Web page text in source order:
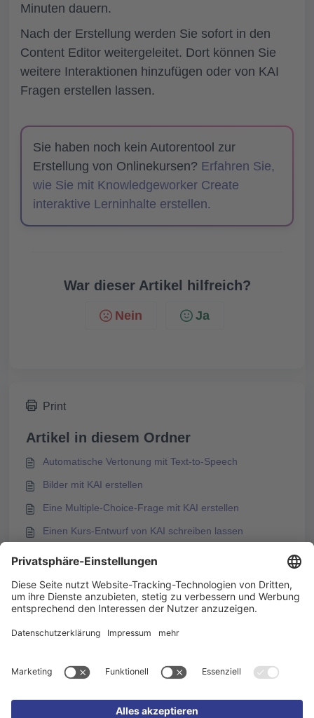
Minuten dauern.
Nach der Erstellung werden Sie sofort in den
Content Editor weitergeleitet. Dort können Sie
weitere Interaktionen hinzufügen oder von KAI
Fragen erstellen lassen.
Sie haben noch kein Autorentool zur
Erstellung von Onlinekursen? Erfahren Sie,
wie Sie mit Knowledgeworker Create
interaktive Lerninhalte erstellen.
War dieser Artikel hilfreich?
Nein Ja
Print
Artikel in diesem Ordner
Automatische Vertonung mit Text-to-Speech
Bilder mit KAI erstellen
Eine Multiple-Choice-Frage mit KAI erstellen
Einen Kurs-Entwurf von KAI schreiben lassen
Das könnte Sie auch interessieren
KAI – E-Learning mit KI erstellen in Knowledgeworker
Create
Künstliche Intelligenz (KI) in Knowledgeworker Create